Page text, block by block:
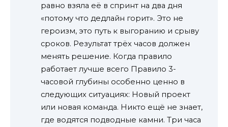
равно взяла её в спринт на два дня
«потому что дедлайн горит». Это не
героизм, это путь к выгоранию и срыву
сроков. Результат трёх часов должен
менять решение. Когда правило
работает лучше всего Правило 3-
часовой глубины особенно ценно в
следующих ситуациях: Новый проект
или новая команда. Никто ещё не знает,
где водятся подводные камни. Три часа